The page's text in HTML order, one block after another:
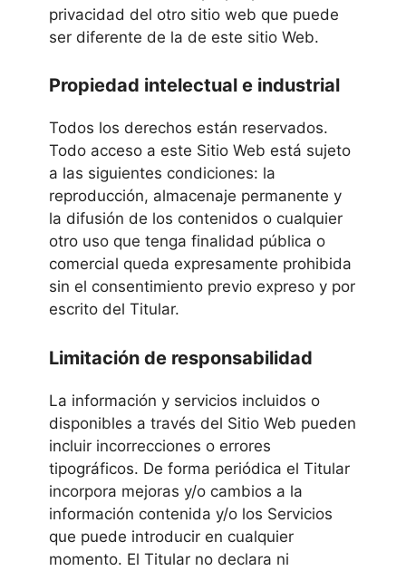
privacidad del otro sitio web que puede
ser diferente de la de este sitio Web.
Propiedad intelectual e industrial
Todos los derechos están reservados.
Todo acceso a este Sitio Web está sujeto
a las siguientes condiciones: la
reproducción, almacenaje permanente y
la difusión de los contenidos o cualquier
otro uso que tenga finalidad pública o
comercial queda expresamente prohibida
sin el consentimiento previo expreso y por
escrito del Titular.
Limitación de responsabilidad
La información y servicios incluidos o
disponibles a través del Sitio Web pueden
incluir incorrecciones o errores
tipográficos. De forma periódica el Titular
incorpora mejoras y/o cambios a la
información contenida y/o los Servicios
que puede introducir en cualquier
momento. El Titular no declara ni